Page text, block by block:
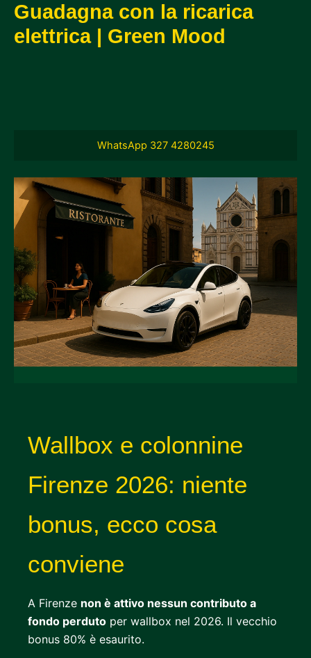
Guadagna con la ricarica
elettrica | Green Mood
WhatsApp 327 4280245
Wallbox e colonnine
Firenze 2026: niente
bonus, ecco cosa
conviene
A Firenze non è attivo nessun contributo a
fondo perduto per wallbox nel 2026. Il vecchio
bonus 80% è esaurito.